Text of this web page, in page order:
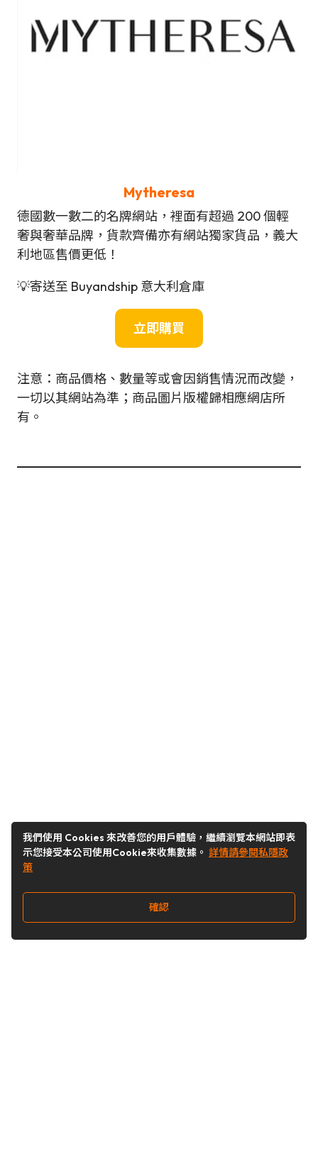
Mytheresa
德國數一數二的名牌網站，裡面有超過 200 個輕
奢與奢華品牌，貨款齊備亦有網站獨家貨品，義大
利地區售價更低！
💡寄送至 Buyandship 意大利倉庫
立即購買
注意：商品價格、數量等或會因銷售情況而改變，
一切以其網站為準；商品圖片版權歸相應網店所
有。
我們使用 Cookies 來改善您的用戶體驗，繼續瀏覽本網站即表
示您接受本公司使用Cookie來收集數據。 詳情請參閱私隱政
策
確認